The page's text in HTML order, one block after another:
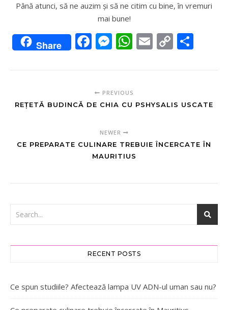
Până atunci, să ne auzim și să ne citim cu bine, în vremuri
mai bune!
Share Facebook
Messenger
WhatsApp
Email
Copy
PREVIOUS
REȚETĂ BUDINCĂ DE CHIA CU PSHYSALIS USCATE
NEWER
CE PREPARATE CULINARE TREBUIE ÎNCERCATE ÎN
MAURITIUS
RECENT POSTS
Ce spun studiile? Afectează lampa UV ADN-ul uman sau nu?